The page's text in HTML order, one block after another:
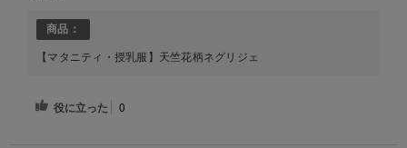
商品：
【マタニティ・授乳服】天竺花柄ネグリジェ
役に立った 0